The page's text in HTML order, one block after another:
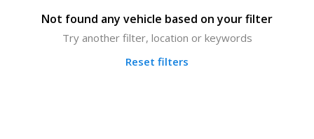
Not found any vehicle based on your filter
Try another filter, location or keywords
Reset filters